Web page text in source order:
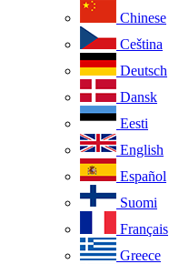
Chinese
Ceština
Deutsch
Dansk
Eesti
English
Español
Suomi
Français
Greece